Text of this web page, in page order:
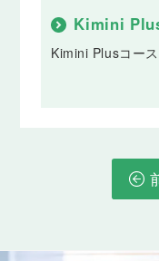
Lesson 35
推量を表す助動詞
「～かもしれない
ない」のように、
推量を表す助動詞の
「～であるはずが
Kimini
Kimini Plusコー